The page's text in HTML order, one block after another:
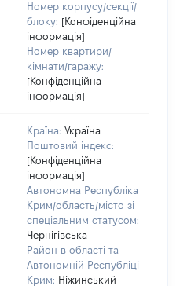
Номер корпусу/секції/
блоку: [Конфіденційна
інформація]
Номер квартири/
кімнати/гаражу:
[Конфіденційна
інформація]
Країна: Україна
Поштовий індекс:
[Конфіденційна
інформація]
Автономна Республіка
Крим/область/місто зі
спеціальним статусом:
Чернігівська
Район в області та
Автономній Республіці
Крим: Ніжинський